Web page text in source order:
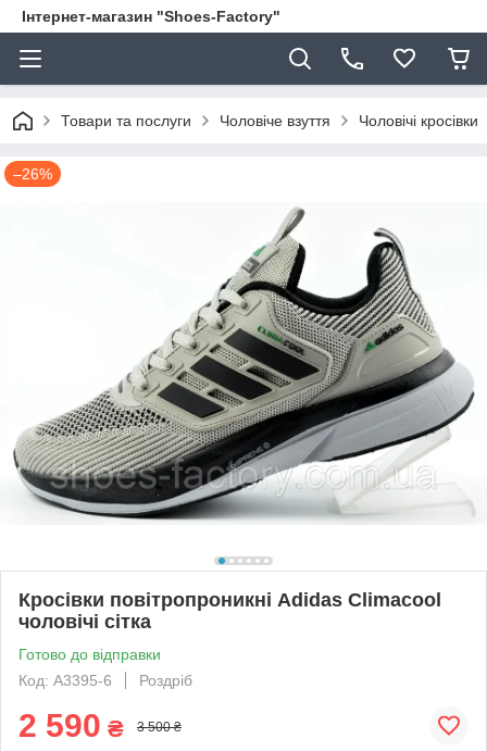
Інтернет-магазин "Shoes-Factory"
Товари та послуги Чоловіче взуття Чоловічі кросівки
–26%
Кросівки повітропроникні Adidas Climacool
чоловічі сітка
Готово до відправки
Код: A3395-6
Роздріб
2 590 ₴ 3 500 ₴